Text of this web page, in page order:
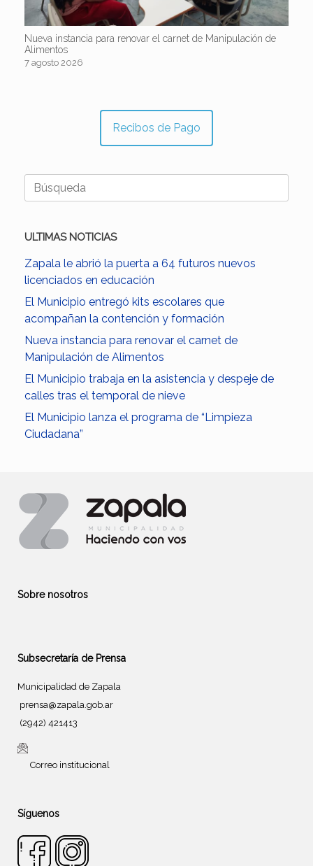
Nueva instancia para renovar el carnet de Manipulación de
Alimentos
7 agosto 2026
Recibos de Pago
Buscar:
ULTIMAS NOTICIAS
Zapala le abrió la puerta a 64 futuros nuevos
licenciados en educación
El Municipio entregó kits escolares que
acompañan la contención y formación
Nueva instancia para renovar el carnet de
Manipulación de Alimentos
El Municipio trabaja en la asistencia y despeje de
calles tras el temporal de nieve
El Municipio lanza el programa de “Limpieza
Ciudadana”
Sobre nosotros
Subsecretaría de Prensa
Municipalidad de Zapala
prensa@zapala.gob.ar
(2942) 421413
Correo institucional
Síguenos